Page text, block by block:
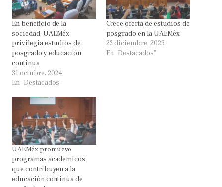
En beneficio de la
sociedad, UAEMéx
privilegia estudios de
posgrado y educación
continua
31 octubre, 2024
En "Destacados"
Crece oferta de estudios de
posgrado en la UAEMéx
22 diciembre, 2023
En "Destacados"
UAEMéx promueve
programas académicos
que contribuyen a la
educación continua de